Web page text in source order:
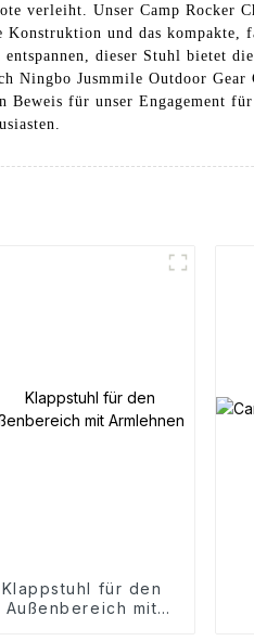
verleiht. Unser Camp Rocker
und das kompakte,
dieser Stuhl bietet
Ningbo Jusmmile Outdoor
für unser Engagement
Klappstuhl für den
Außenbereich mit